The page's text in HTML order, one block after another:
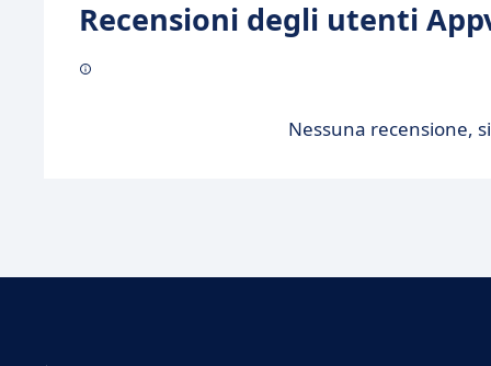
Recensioni degli utenti
Nessuna recensione,